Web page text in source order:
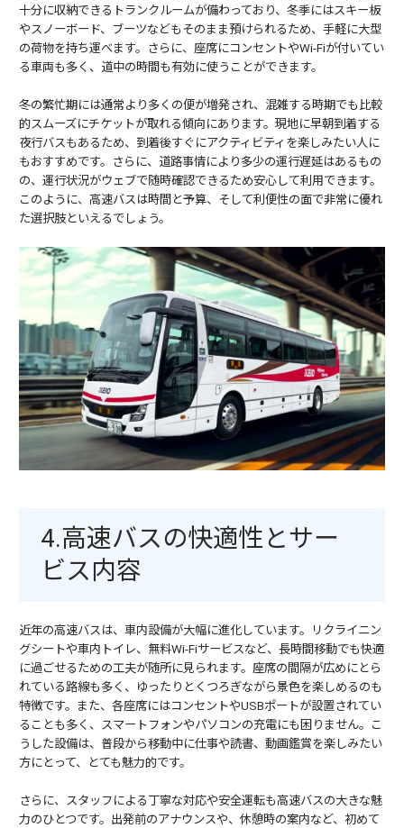
十分に収納できるトランクルームが備わっており、冬季にはスキー板
やスノーボード、ブーツなどもそのまま預けられるため、手軽に大型
の荷物を持ち運べます。さらに、座席にコンセントやWi-Fiが付いてい
る車両も多く、道中の時間も有効に使うことができます。
冬の繁忙期には通常より多くの便が増発され、混雑する時期でも比較
的スムーズにチケットが取れる傾向にあります。現地に早朝到着する
夜行バスもあるため、到着後すぐにアクティビティを楽しみたい人に
もおすすめです。さらに、道路事情により多少の運行遅延はあるもの
の、運行状況がウェブで随時確認できるため安心して利用できます。
このように、高速バスは時間と予算、そして利便性の面で非常に優れ
た選択肢といえるでしょう。
4.高速バスの快適性とサー
ビス内容
近年の高速バスは、車内設備が大幅に進化しています。リクライニン
グシートや車内トイレ、無料Wi-Fiサービスなど、長時間移動でも快適
に過ごせるための工夫が随所に見られます。座席の間隔が広めにとら
れている路線も多く、ゆったりとくつろぎながら景色を楽しめるのも
特徴です。また、各座席にはコンセントやUSBポートが設置されてい
ることも多く、スマートフォンやパソコンの充電にも困りません。こ
うした設備は、普段から移動中に仕事や読書、動画鑑賞を楽しみたい
方にとって、とても魅力的です。
さらに、スタッフによる丁寧な対応や安全運転も高速バスの大きな魅
力のひとつです。出発前のアナウンスや、休憩時の案内など、初めて